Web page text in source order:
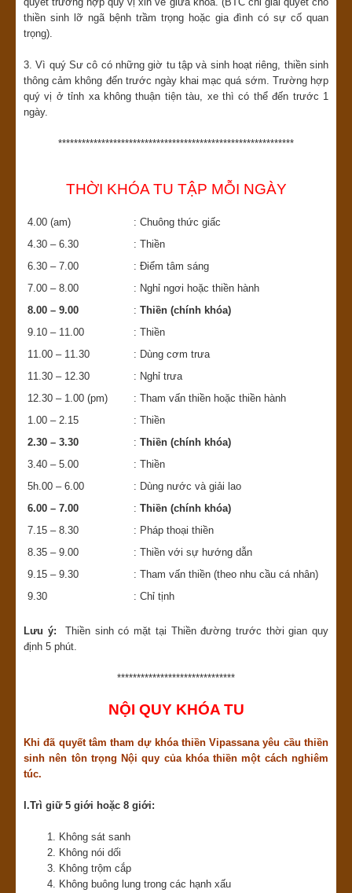
thiền sinh lỡ ngã bệnh trầm trọng hoặc gia đình có sự cố quan
trọng).
3. Vì quý Sư cô có những giờ tu tập và sinh hoạt riêng, thiền sinh
thông cảm không đến trước ngày khai mạc quá sớm. Trường hợp
quý vị ở tỉnh xa không thuận tiện tàu, xe thì có thể đến trước 1
ngày.
************************************************************
THỜI KHÓA TU TẬP MỖI NGÀY
4.00 (am)
: Chuông thức giấc
4.30 – 6.30
: Thiền
6.30 – 7.00
: Điểm tâm sáng
7.00 – 8.00
: Nghỉ ngơi hoặc thiền hành
8.00 – 9.00
: Thiền (chính khóa)
9.10 – 11.00
: Thiền
11.00 – 11.30
: Dùng cơm trưa
11.30 – 12.30
: Nghỉ trưa
12.30 – 1.00 (pm)
: Tham vấn thiền hoặc thiền hành
1.00 – 2.15
: Thiền
2.30 – 3.30
: Thiền (chính khóa)
3.40 – 5.00
: Thiền
5h.00 – 6.00
: Dùng nước và giải lao
6.00 – 7.00
: Thiền (chính khóa)
7.15 – 8.30
: Pháp thoại thiền
8.35 – 9.00
: Thiền với sự hướng dẫn
9.15 – 9.30
: Tham vấn thiền (theo nhu cầu cá nhân)
9.30
: Chỉ tịnh
Lưu ý:Thiền sinh có mặt tại Thiền đường trước thời gian quy
định 5 phút.
******************************
NỘI QUY KHÓA TU
Khi đã quyết tâm tham dự khóa thiền Vipassana yêu cầu thiền
sinh nên tôn trọng Nội quy của khóa thiền một cách nghiêm
túc.
I.Trì giữ 5 giới hoặc 8 giới:
1. Không sát sanh
2. Không nói dối
3. Không trộm cắp
4. Không buông lung trong các hạnh xấu